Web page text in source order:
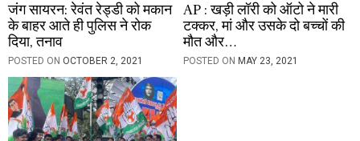
जंग सायरन: रेवंत रेड्डी को मकान
के बाहर आते ही पुलिस ने रोक
दिया, तनाव
POSTED ON OCTOBER 2, 2021
AP : खड़ी लॉरी को ऑटो ने मारी
टक्कर, मां और उसके दो बच्चों की
मौत और…
POSTED ON MAY 23, 2021